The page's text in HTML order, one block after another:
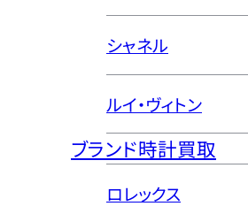
シャネル
ルイ・ヴィトン
ブランド時計買取
ロレックス